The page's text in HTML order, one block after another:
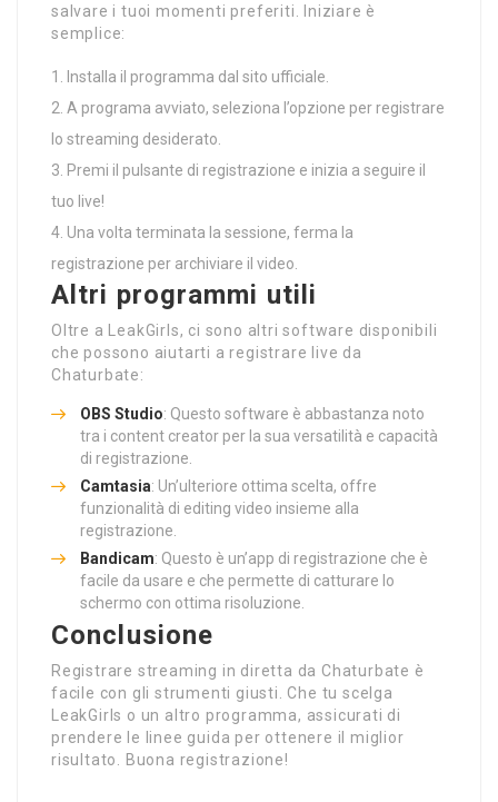
salvare i tuoi momenti preferiti. Iniziare è
semplice:
Installa il programma dal sito ufficiale.
A programa avviato, seleziona l’opzione per registrare
lo streaming desiderato.
Premi il pulsante di registrazione e inizia a seguire il
tuo live!
Una volta terminata la sessione, ferma la
registrazione per archiviare il video.
Altri programmi utili
Oltre a LeakGirls, ci sono altri software disponibili
che possono aiutarti a registrare live da
Chaturbate:
OBS Studio: Questo software è abbastanza noto
tra i content creator per la sua versatilità e capacità
di registrazione.
Camtasia: Un’ulteriore ottima scelta, offre
funzionalità di editing video insieme alla
registrazione.
Bandicam: Questo è un’app di registrazione che è
facile da usare e che permette di catturare lo
schermo con ottima risoluzione.
Conclusione
Registrare streaming in diretta da Chaturbate è
facile con gli strumenti giusti. Che tu scelga
LeakGirls o un altro programma, assicurati di
prendere le linee guida per ottenere il miglior
risultato. Buona registrazione!